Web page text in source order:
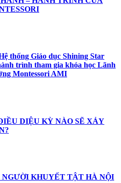
thống Giáo dục Shining Star
trình tham gia khóa học Lãnh
Montessori AMI
DIỆU KỲ NÀO SẼ XẢY
KHUYẾT TẬT HÀ NỘI